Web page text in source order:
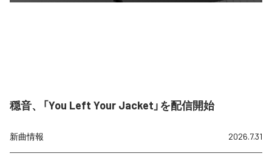
穏音、「You Left Your Jacket」を配信開始
新曲情報 2026.7.31